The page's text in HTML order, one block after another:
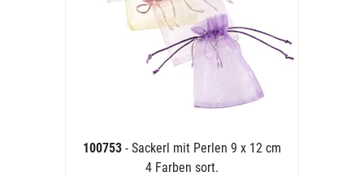
100753 - Sackerl mit Perlen 9 x 12 cm
4 Farben sort.